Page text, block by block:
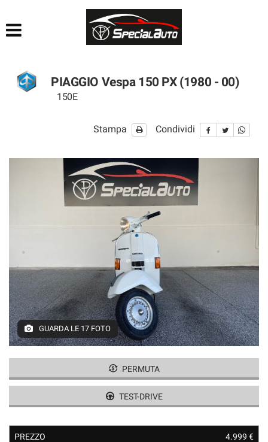
LISTA VEICOLI
PRATICHE AUTO
ACQUISTIAMO USATO
PIAGGIO Vespa 150 PX (1980 - 00)
150E
Stampa Condividi
GUARDA LE 17 FOTO
PERMUTA
TEST-DRIVE
PREZZO 4.999 €